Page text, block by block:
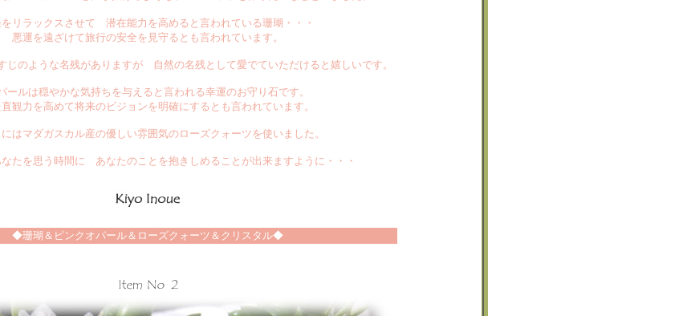
リラックスさせて 潜在能力を高めると言われている珊瑚・・・
悪運を遠ざけて旅行の安全を見守るとも言われています。
のような名残がありますが 自然の名残として愛でていただけると嬉しいです。
ールは穏やかな気持ちを与えると言われる幸運のお守り石です。
直観力を高めて将来のビジョンを明確にするとも言われています。
はマダガスカル産の優しい雰囲気のローズクォーツを使いました。
たを思う時間に あなたのことを抱きしめることが出来ますように・・・
◆珊瑚＆ピンクオパール＆ローズクォーツ＆クリスタル◆